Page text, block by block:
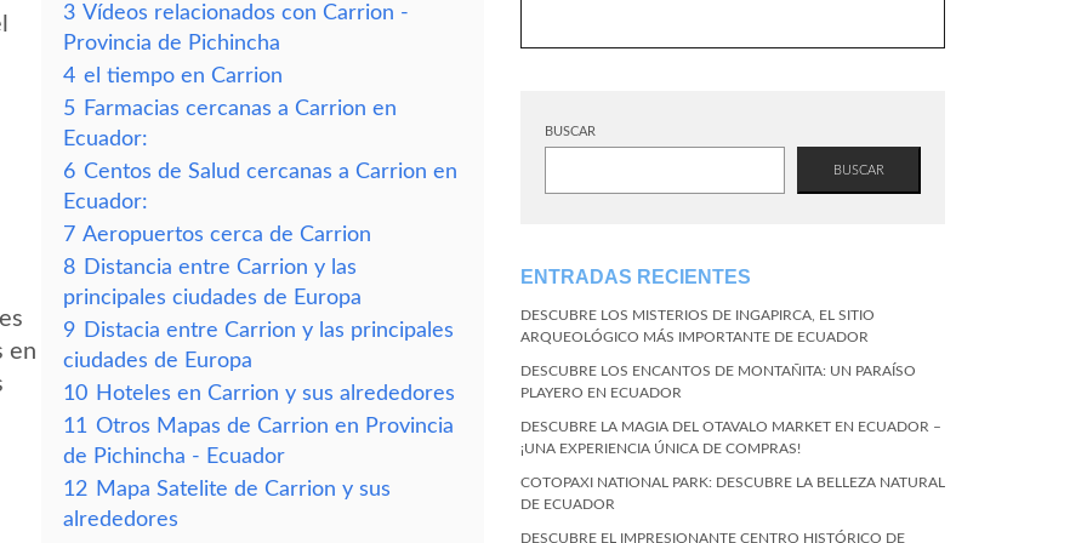
en
3 Vídeos relacionados con Carrion -
Provincia de Pichincha
4 el tiempo en Carrion
5 Farmacias cercanas a Carrion en
Ecuador:
6 Centos de Salud cercanas a Carrion en
Ecuador:
7 Aeropuertos cerca de Carrion
8 Distancia entre Carrion y las
principales ciudades de Europa
9 Distacia entre Carrion y las principales
ciudades de Europa
10 Hoteles en Carrion y sus alrededores
11 Otros Mapas de Carrion en Provincia
de Pichincha - Ecuador
12 Mapa Satelite de Carrion y sus
alrededores
BUSCAR
BUSCAR
ENTRADAS RECIENTES
DESCUBRE LOS MISTERIOS DE INGAPIRCA, EL SITIO
ARQUEOLÓGICO MÁS IMPORTANTE DE ECUADOR
DESCUBRE LOS ENCANTOS DE MONTAÑITA: UN PARAÍSO
PLAYERO EN ECUADOR
DESCUBRE LA MAGIA DEL OTAVALO MARKET EN ECUADOR –
¡UNA EXPERIENCIA ÚNICA DE COMPRAS!
COTOPAXI NATIONAL PARK: DESCUBRE LA BELLEZA NATURAL
DE ECUADOR
DESCUBRE EL IMPRESIONANTE CENTRO HISTÓRICO DE